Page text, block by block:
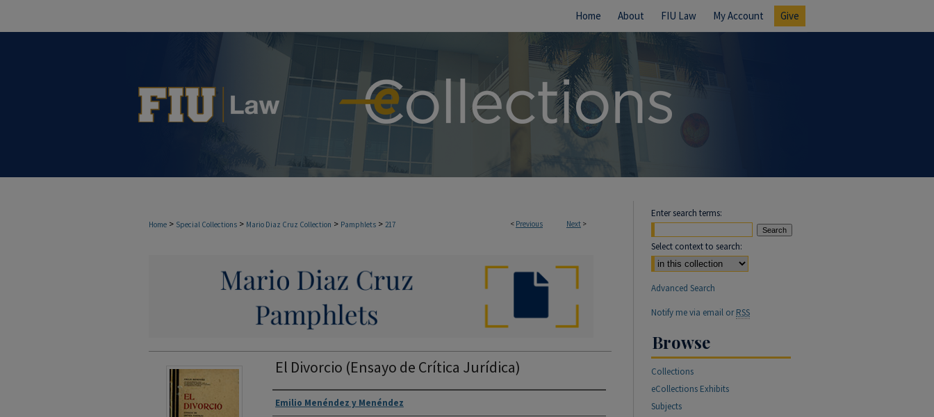
Home About FIU Law My Account Give
< Previous Next >
Home > Special Collections > Mario Diaz Cruz Collection > Pamphlets > 217
El Divorcio (Ensayo de Crítica Jurídica)
Authors
Emilio Menéndez y Menéndez
Enter search terms:
Select context to search:
Advanced Search
Notify me via email orRSS
Browse
Collections
eCollections Exhibits
Subjects